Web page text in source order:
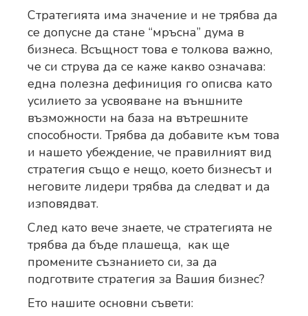
Стратегията има значение и не трябва да
се допусне да стане “мръсна” дума в
бизнеса. Всъщност това е толкова важно,
че си струва да се каже какво означава:
една полезна дефиниция го описва като
усилието за усвояване на външните
възможности на база на вътрешните
способности. Трябва да добавите към това
и нашето убеждение, че правилният вид
стратегия също е нещо, което бизнесът и
неговите лидери трябва да следват и да
изповядват.
След като вече знаете, че стратегията не
трябва да бъде плашеща, как ще
промените съзнанието си, за да
подготвите стратегия за Вашия бизнес?
Ето нашите основни съвети: